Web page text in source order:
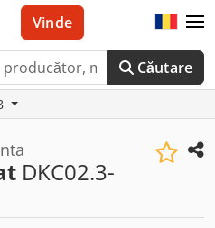
Căutare
Vinde
DKC02.3-